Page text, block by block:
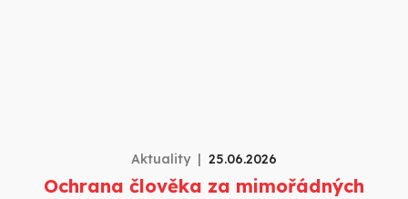
Aktuality 25.06.2026
Ochrana člověka za mimořádných